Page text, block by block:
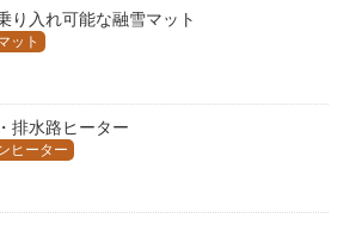
り入れ可能な融雪マット
ット
排水路ヒーター
ヒーター